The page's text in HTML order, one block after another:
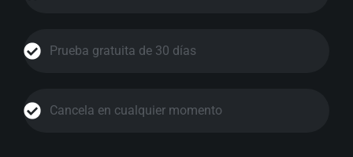
Prueba gratuita de 30 días
Cancela en cualquier momento